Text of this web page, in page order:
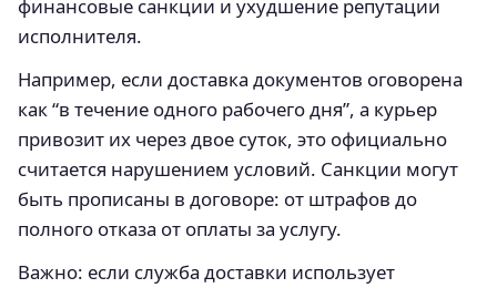
финансовые санкции и ухудшение репутации
исполнителя.
Например, если доставка документов оговорена
как “в течение одного рабочего дня”, а курьер
привозит их через двое суток, это официально
считается нарушением условий. Санкции могут
быть прописаны в договоре: от штрафов до
полного отказа от оплаты за услугу.
Важно: если служба доставки использует